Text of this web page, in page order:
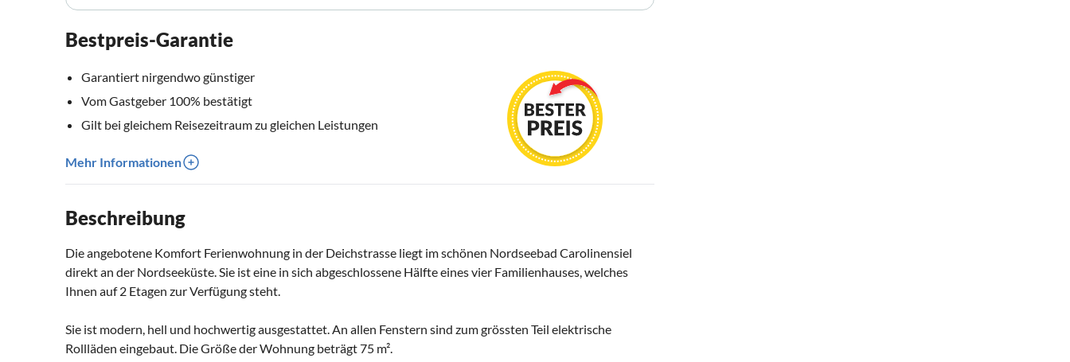
Bestpreis-Garantie
Garantiert nirgendwo günstiger
Vom Gastgeber 100% bestätigt
Gilt bei gleichem Reisezeitraum zu gleichen Leistungen
Mehr Informationen
Beschreibung
Die angebotene Komfort Ferienwohnung in der Deichstrasse liegt im schönen Nordseebad Carolinensiel
direkt an der Nordseeküste. Sie ist eine in sich abgeschlossene Hälfte eines vier Familienhauses, welches
Ihnen auf 2 Etagen zur Verfügung steht.
Sie ist modern, hell und hochwertig ausgestattet. An allen Fenstern sind zum grössten Teil elektrische
Rollläden eingebaut. Die Größe der Wohnung beträgt 75 m².